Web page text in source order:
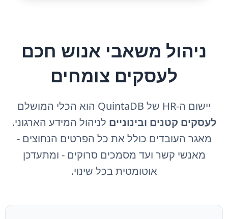
ניהול משאבי אנוש חכם
לעסקים צומחים
יישום ה-HR של QuintaDB הוא הכלי המושלם
לעסקים קטנים ובינוניים לניהול המידע הארגוני.
מאגר העובדים כולל את כל הפרטים הנחוצים -
מאנשי קשר ועד מסמכים סרוקים - ומתעדכן
אוטומטית בכל שינוי.